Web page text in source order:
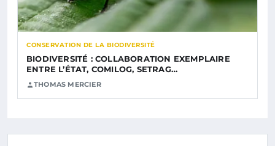
CONSERVATION DE LA BIODIVERSITÉ
BIODIVERSITÉ : COLLABORATION EXEMPLAIRE
ENTRE L’ÉTAT, COMILOG, SETRAG…
THOMAS MERCIER